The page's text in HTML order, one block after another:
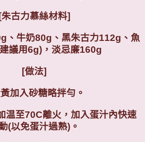
古力慕絲材料]
、牛奶80g、黑朱古力112g、魚
議用6g)，淡忌廉160g
[做法]
加入砂糖略拌勻。
温至70C離火，加入蛋汁內快速
(以免蛋汁過熟)。